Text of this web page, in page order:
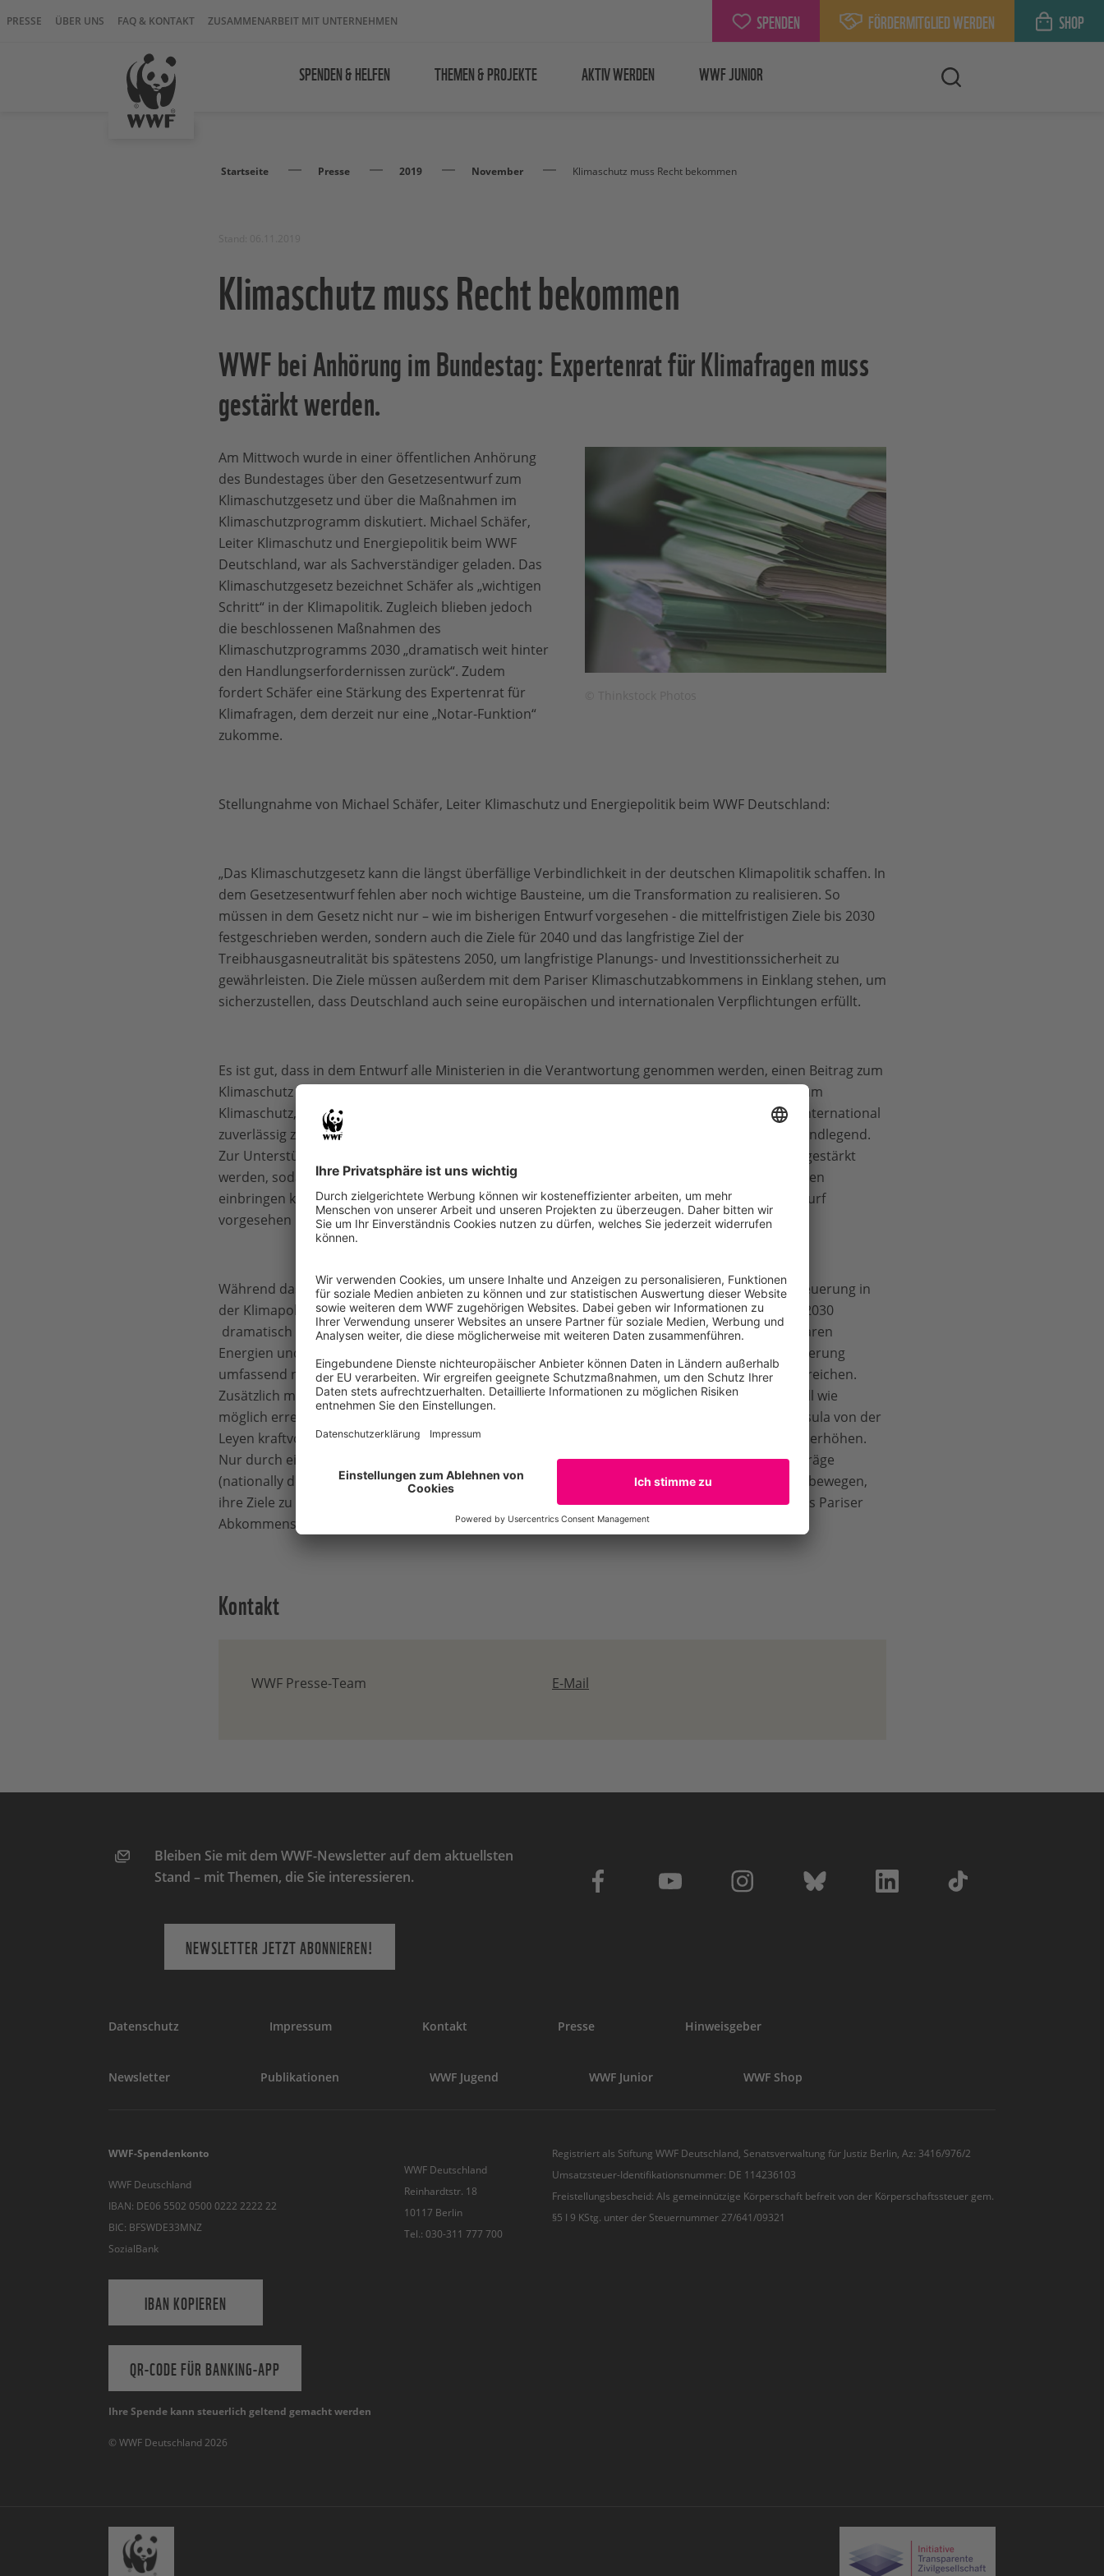
PRESSE ÜBER UNS FAQ & KONTAKT ZUSAMMENARBEIT MIT UNTERNEHMEN SPENDEN FÖRDERMITGLIED WERDEN SHOP
SPENDEN & HELFEN THEMEN & PROJEKTE AKTIV WERDEN WWF JUNIOR
Startseite Presse 2019 November Klimaschutz muss Recht bekommen
Klimaschutz muss Recht bekommen
WWF bei Anhörung im Bundestag: Expertenrat für Klimafragen muss
gestärkt werden.
Am Mittwoch wurde in einer öffentlichen Anhörung
des Bundestages über den Gesetzesentwurf zum
Klimaschutzgesetz und über die Maßnahmen im
Klimaschutzprogramm diskutiert. Michael Schäfer,
Leiter Klimaschutz und Energiepolitik beim WWF
Deutschland, war als Sachverständiger geladen. Das
Klimaschutzgesetz bezeichnet Schäfer als „wichtigen
Schritt“ in der Klimapolitik. Zugleich blieben jedoch
die beschlossenen Maßnahmen des
Klimaschutzprogramms 2030 „dramatisch weit hinter
den Handlungserfordernissen zurück“. Zudem
fordert Schäfer eine Stärkung des Expertenrat für
Klimafragen, dem derzeit nur eine „Notar-Funktion“
zukomme.
Stellungnahme von Michael Schäfer, Leiter Klimaschutz und Energiepolitik beim WWF Deutschland:
„Das Klimaschutzgesetz kann die längst überfällige Verbindlichkeit in der deutschen Klimapolitik schaffen. In
dem Gesetzesentwurf fehlen aber noch wichtige Bausteine, um die Transformation zu realisieren. So
müssen in dem Gesetz nicht nur – wie im bisherigen Entwurf vorgesehen - die mittelfristigen Ziele bis 2030
festgeschrieben werden, sondern auch die Ziele für 2040 und das langfristige Ziel der
Treibhausgasneutralität bis spätestens 2050, um langfristige Planungs- und Investitionssicherheit zu
gewährleisten. Die Ziele müssen außerdem mit dem Pariser Klimaschutzabkommens in Einklang stehen, um
sicherzustellen, dass Deutschland auch seine europäischen und internationalen Verpflichtungen erfüllt.
Es ist gut, dass in dem Entwurf alle Ministerien in die Verantwortung genommen werden, einen Beitrag zum
Klimaschutz in ihrem Sektor zu leisten. Denn nur mit angemessenen Beiträgen aller Sektoren zum
Klimaschutz, wird es möglich, die Klimaschutzziele Deutschlands auch im Rahmen der EU und international
zuverlässig zu erreichen. Ein robuster Kontroll- und Nachsteuerungsmechanismus ist dafür grundlegend.
Zur Unterstützung dieser Governance-Struktur sollte der Expertenrat für Klimafragen deutlich gestärkt
werden, sodass der Rat seine Expertise auch aktiv in die Entwicklung von Klimaschutzmaßnahmen
einbringen kann und ihm nicht nur eine Notar-Funktion zukommt, wie es in dem aktuellen Entwurf
vorgesehen ist.
Während das Klimaschutzgesetz ein wichtiger Schritt für die Modernisierung der politischen Steuerung in
der Klimapolitik darstellt, bleiben die beschlossenen Maßnahmen des Klimaschutzprogramms 2030
dramatisch weit hinter den Handlungserfordernissen zurück, etwa beim Ausbau der erneuerbaren
Energien und dem nötigen Wandel im Industrie- und Verkehrssektor. Hier muss die Bundesregierung
umfassend nachjustieren, um das selbst gesteckte Ziel für 2030 von -55% gegenüber 1990 zu erreichen.
Zusätzlich muss sichergestellt werden, dass das verfehlte 40%-Reduktionsziel für 2020 so schnell wie
möglich erreicht wird. Zudem gilt es, den Vorschlag der neuen EU-Kommissionspräsidentin Ursula von der
Leyen kraftvoll zu unterstützen, das EU-Klimaziel für 2030 von -40% auf -55% gegenüber 1990 zu erhöhen.
Nur durch eine aktive Beteiligung der EU an der Nachschärfung der nationalen Klimaschutzbeiträge
(nationally determined contributions – NDC) kann es gelingen auch andere Staaten der Welt zu bewegen,
ihre Ziele zu erhöhen. Diese Zielerhöhung ist dringend notwendig für das Erreichen der Ziele des Pariser
Abkommens.“
Kontakt
WWF Presse-Team E-Mail
Bleiben Sie mit dem WWF-Newsletter auf dem aktuellsten
Stand – mit Themen, die Sie interessieren.
NEWSLETTER JETZT ABONNIEREN!
Datenschutz Impressum Kontakt Presse Hinweisgeber
Newsletter Publikationen WWF Jugend WWF Junior WWF Shop
WWF-Spendenkonto
WWF Deutschland
IBAN: DE06 5502 0500 0222 2222 22
BIC: BFSWDE33MNZ
SozialBank
IBAN KOPIEREN
QR-CODE FÜR BANKING-APP
WWF Deutschland
Reinhardtstr. 18
10117 Berlin
Tel.: 030-311 777 700
Ihre Spende kann steuerlich geltend gemacht werden
Registriert als Stiftung WWF Deutschland, Senatsverwaltung für Justiz Berlin, Az: 3416/976/2
Umsatzsteuer-Identifikationsnummer: DE 114236103
Freistellungsbescheid: Als gemeinnützige Körperschaft befreit von der Körperschaftssteuer gem.
§5 I 9 KStg. unter der Steuernummer 27/641/09321
© WWF Deutschland 2026